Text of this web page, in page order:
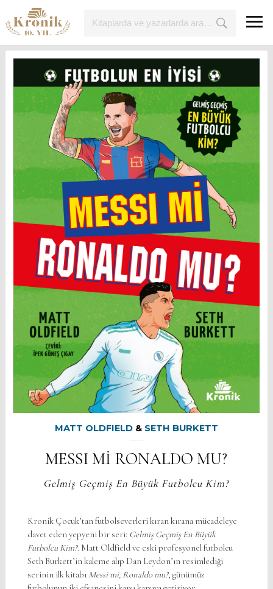
MATT OLDFIELD& SETH BURKETT
MESSI Mİ RONALDO MU?
Gelmiş Geçmiş En Büyük Futbolcu Kim?
Kronik Çocuk’tan futbolseverleri kıran kırana mücadeleye
davet eden yepyeni bir seri: Gelmiş Geçmiş En Büyük
Futbolcu Kim?. Matt Oldfield ve eski profesyonel futbolcu
Seth Burkett’in kaleme alıp Dan Leydon’ın resimlediği
serinin ilk kitabı Messi mi, Ronaldo mu?, günümüz